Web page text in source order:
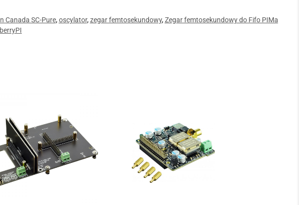
Canada SC-Pure,oscylator,zegar femtosekundowy,Zegar femtosekundowy do Fifo PIMa